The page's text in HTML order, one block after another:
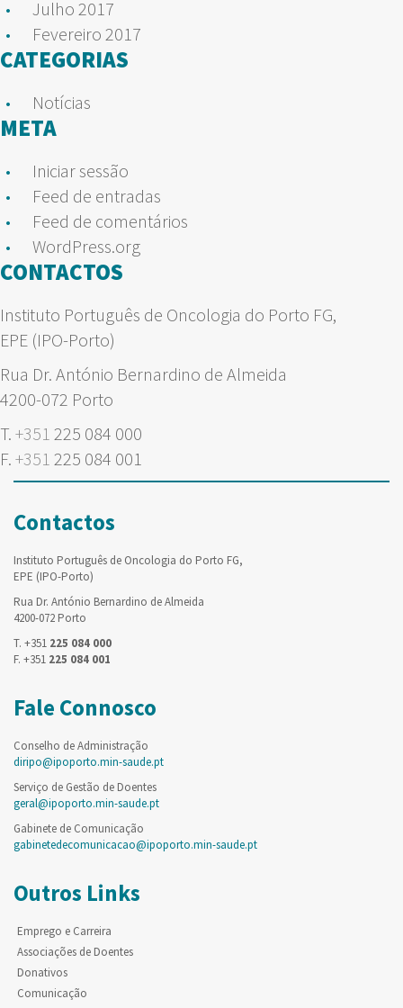
Julho 2017
Fevereiro 2017
CATEGORIAS
Notícias
META
Iniciar sessão
Feed de entradas
Feed de comentários
WordPress.org
CONTACTOS
Instituto Português de Oncologia do Porto FG,
EPE (IPO-Porto)
Rua Dr. António Bernardino de Almeida
4200-072 Porto
T. +351 225 084 000
F. +351 225 084 001
Contactos
Instituto Português de Oncologia do Porto FG,
EPE (IPO-Porto)
Rua Dr. António Bernardino de Almeida
4200-072 Porto
T. +351 225 084 000
F. +351 225 084 001
Fale Connosco
Conselho de Administração
diripo@ipoporto.min-saude.pt
Serviço de Gestão de Doentes
geral@ipoporto.min-saude.pt
Gabinete de Comunicação
gabinetedecomunicacao@ipoporto.min-saude.pt
Outros Links
Emprego e Carreira
Associações de Doentes
Donativos
Comunicação